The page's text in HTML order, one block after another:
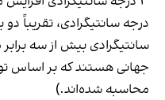
سانتیگرادی بیش از سه
جهانی هستند که بر اساس
محاسبه شده‌اند.)